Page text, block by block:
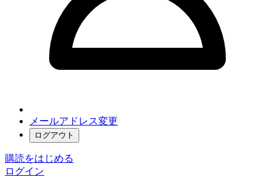
メールアドレス変更
ログアウト
購読をはじめる
ログイン